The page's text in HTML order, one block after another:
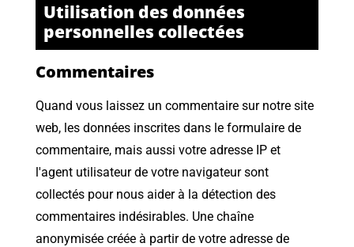
Utilisation des données
personnelles collectées
Commentaires
Quand vous laissez un commentaire sur notre site
web, les données inscrites dans le formulaire de
commentaire, mais aussi votre adresse IP et
l'agent utilisateur de votre navigateur sont
collectés pour nous aider à la détection des
commentaires indésirables. Une chaîne
anonymisée créée à partir de votre adresse de